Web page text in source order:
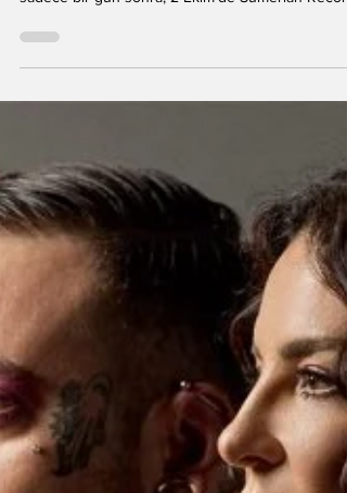
şarkısının resmi müzik videosunu yayınladıktan
sadece bir gün sonra, 2 Ekim'de Sumerian
Trebukhin'in yönettiği sinematik "False Light"
bir bakış açısı sunan yeni bir parça olan
"Crestfallen"ı yayınladı. Gitarist Harald Barrett, a